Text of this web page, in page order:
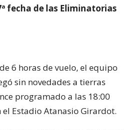
fecha de las Eliminatorias
6 horas de vuelo, el equipo
sin novedades a tierras
programado a las 18:00
Estadio Atanasio Girardot.